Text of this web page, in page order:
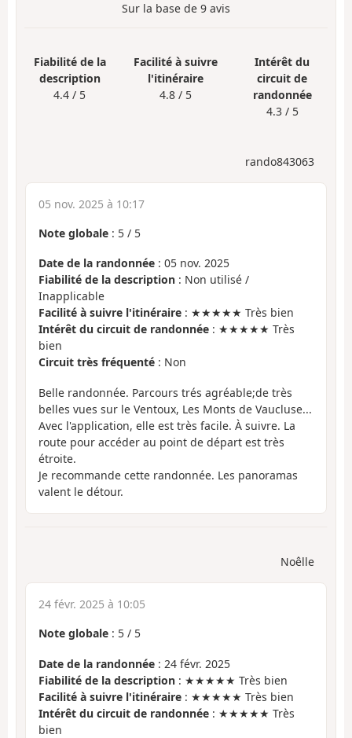
Sur la base de 9 avis
Fiabilité de la
description
4.4 / 5
Facilité à suivre
l'itinéraire
4.8 / 5
Intérêt du
circuit de
randonnée
4.3 / 5
rando843063
05 nov. 2025 à 10:17
Note globale : 5 / 5
Date de la randonnée : 05 nov. 2025
Fiabilité de la description : Non utilisé /
Inapplicable
Facilité à suivre l'itinéraire : ★★★★★ Très bien
Intérêt du circuit de randonnée : ★★★★★ Très
bien
Circuit très fréquenté : Non
Belle randonnée. Parcours trés agréable;de très
belles vues sur le Ventoux, Les Monts de Vaucluse...
Avec l'application, elle est très facile. À suivre. La
route pour accéder au point de départ est très
étroite.
Je recommande cette randonnée. Les panoramas
valent le détour.
Noêlle
24 févr. 2025 à 10:05
Note globale : 5 / 5
Date de la randonnée : 24 févr. 2025
Fiabilité de la description : ★★★★★ Très bien
Facilité à suivre l'itinéraire : ★★★★★ Très bien
Intérêt du circuit de randonnée : ★★★★★ Très
bien